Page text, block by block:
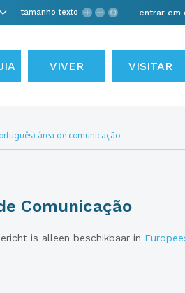
tamanho texto entrar em
VIVER VISITAR
área de comunicação
Comunicação
is alleen beschikbaar in